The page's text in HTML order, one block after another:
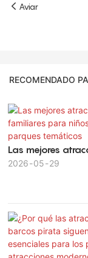
Aviar
RECOMENDADO
Las mejores
familiares para
2026 05 29